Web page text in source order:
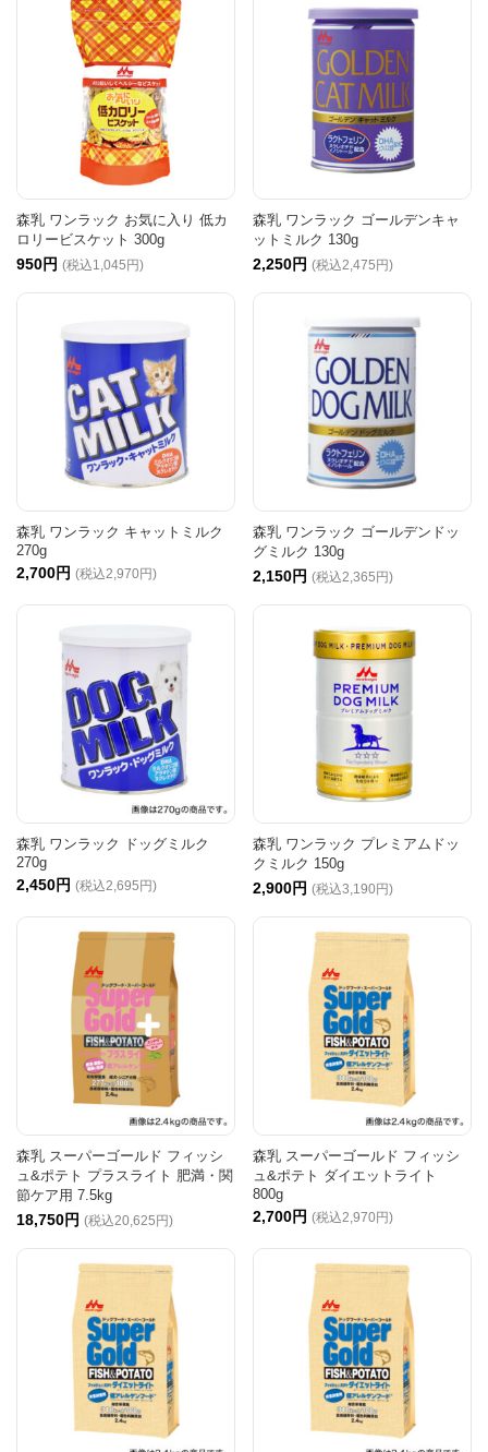
森乳 ワンラック お気に入り 低カ
ロリービスケット 300g
950円 (税込1,045円)
森乳 ワンラック ゴールデンキャ
ットミルク 130g
2,250円 (税込2,475円)
森乳 ワンラック キャットミルク
270g
2,700円 (税込2,970円)
森乳 ワンラック ゴールデンドッ
グミルク 130g
2,150円 (税込2,365円)
森乳 ワンラック ドッグミルク
270g
2,450円 (税込2,695円)
森乳 ワンラック プレミアムドッ
クミルク 150g
2,900円 (税込3,190円)
森乳 スーパーゴールド フィッシ
ュ&ポテト プラスライト 肥満・関
節ケア用 7.5kg
18,750円 (税込20,625円)
森乳 スーパーゴールド フィッシ
ュ&ポテト ダイエットライト
800g
2,700円 (税込2,970円)